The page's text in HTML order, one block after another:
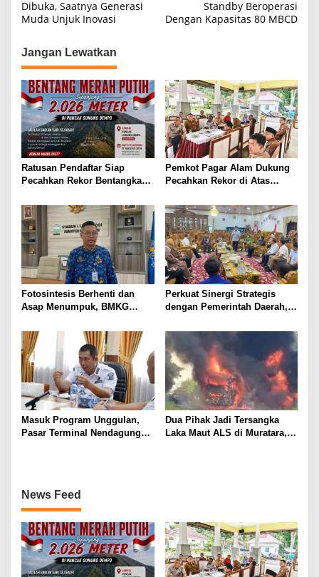
v
g
a
s
i
p
o
s
Dibuka, Saatnya Generasi
Muda Unjuk Inovasi
Standby Beroperasi
Dengan Kapasitas 80 MBCD
Jangan Lewatkan
Ratusan Pendaftar Siap
Pecahkan Rekor Bentangkan
Dempo
Pemkot Pagar Alam Dukung
Pecahkan Rekor di Atas
Meter di Puncak Dempo
Fotosintesis Berhenti dan
Asap Menumpuk, BMKG
Udara Malam Hari
Perkuat Sinergi Strategis
dengan Pemerintah Daerah,
Akselerasi Perekonomian
Kabupaten Lahat
Masuk Program Unggulan,
Pasar Terminal Nendagung
Dua Pihak Jadi Tersangka
Laka Maut ALS di Muratara,
News Feed